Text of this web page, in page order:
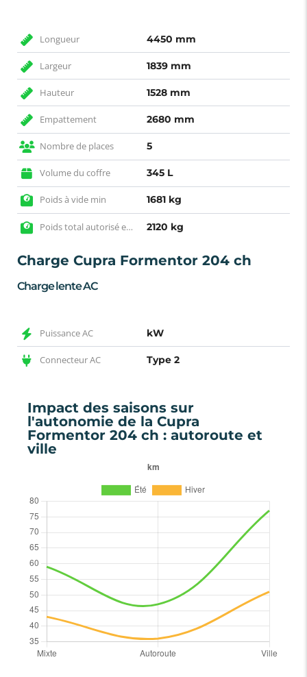
Longueur 4450 mm
Largeur 1839 mm
Hauteur 1528 mm
Empattement 2680 mm
Nombre de places 5
Volume du coffre 345 L
Poids à vide min 1681 kg
Poids total autorisé en charge 2120 kg
Charge Cupra Formentor 204 ch
Charge lente AC
Puissance AC kW
Connecteur AC Type 2
Impact des saisons sur
l'autonomie de la Cupra
Formentor 204 ch : autoroute et
ville